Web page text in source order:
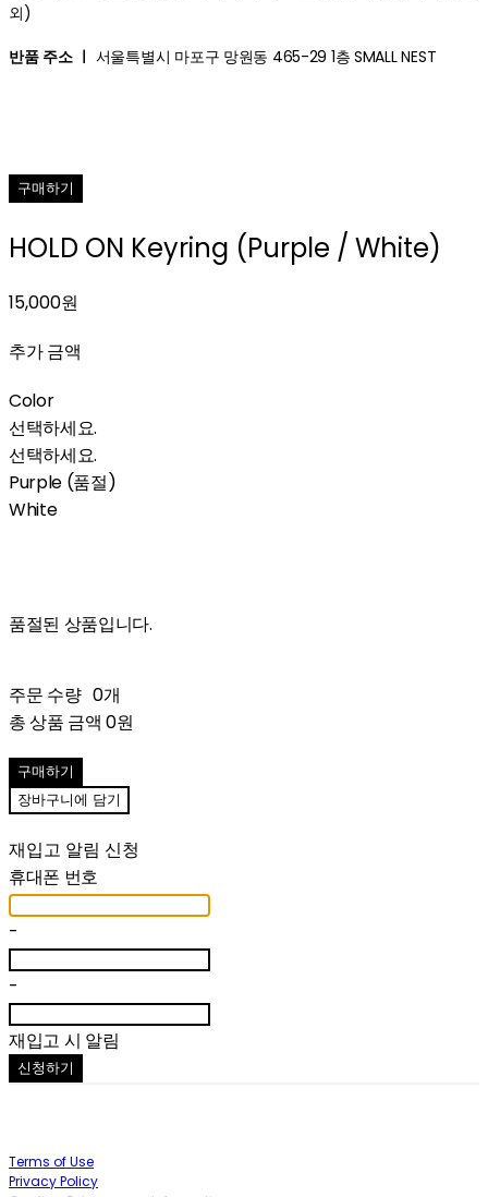
외)
반품 주소 ㅣ 서울특별시 마포구 망원동 465-29 1층 SMALL NEST
구매하기
HOLD ON Keyring (Purple / White)
15,000원
추가 금액
Color
선택하세요.
선택하세요.
Purple (품절)
White
품절된 상품입니다.
주문 수량 0개
총 상품 금액 0원
구매하기
장바구니에 담기
재입고 알림 신청
휴대폰 번호
-
-
재입고 시 알림
신청하기
Terms of Use
Privacy Policy